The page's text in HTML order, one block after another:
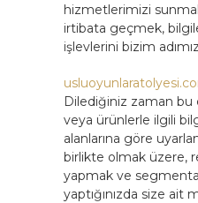
hizmetlerimizi
irtibata geçmek,
işlevlerini bizim
Dilediğiniz zaman bu
veya ürünlerle ilgili
alanlarına göre
birlikte olmak üzere,
yapmak ve
yaptığınızda size ait